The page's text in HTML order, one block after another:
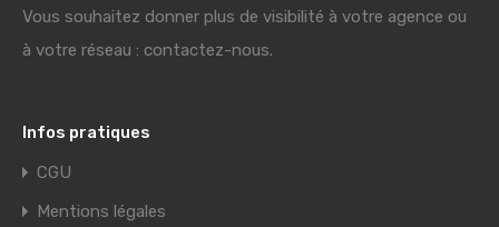
Vous souhaitez donner plus de visibilité à votre agence ou
à votre réseau : contactez-nous.
Infos pratiques
CGU
Mentions légales